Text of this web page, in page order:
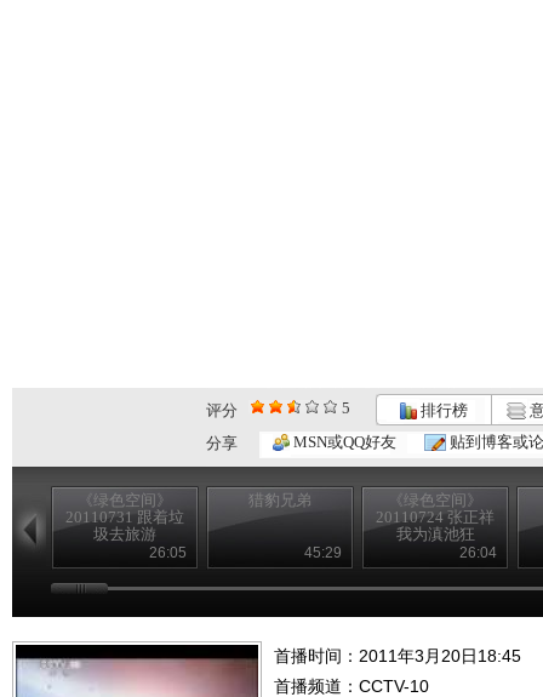
评分 5 排行榜
分享
MSN或QQ好友 贴到博客或
《绿色空间》
20110731 跟着垃
圾去旅游
26:05
猎豹兄弟
45:29
《绿色空间》
20110724 张正祥
我为滇池狂
26:04
首播时间：2011年3月20日18:45
首播频道： CCTV-10